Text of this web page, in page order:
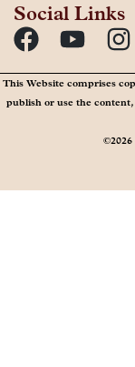
Social Links
This Website comprises
publish or use the